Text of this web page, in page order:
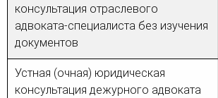
консультация отраслевого
адвоката-специалиста без изучения
документов
Устная (очная) юридическая
консультация дежурного адвоката